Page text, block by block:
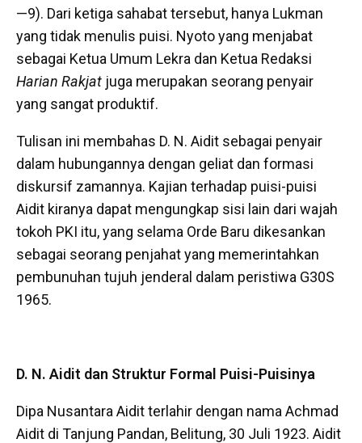
—9). Dari ketiga sahabat tersebut, hanya Lukman
yang tidak menulis puisi. Nyoto yang menjabat
sebagai Ketua Umum Lekra dan Ketua Redaksi
Harian Rakjat juga merupakan seorang penyair
yang sangat produktif.
Tulisan ini membahas D. N. Aidit sebagai penyair
dalam hubungannya dengan geliat dan formasi
diskursif zamannya. Kajian terhadap puisi-puisi
Aidit kiranya dapat mengungkap sisi lain dari wajah
tokoh PKI itu, yang selama Orde Baru dikesankan
sebagai seorang penjahat yang memerintahkan
pembunuhan tujuh jenderal dalam peristiwa G30S
1965.
D. N. Aidit dan Struktur Formal Puisi-Puisinya
Dipa Nusantara Aidit terlahir dengan nama Achmad
Aidit di Tanjung Pandan, Belitung, 30 Juli 1923. Aidit